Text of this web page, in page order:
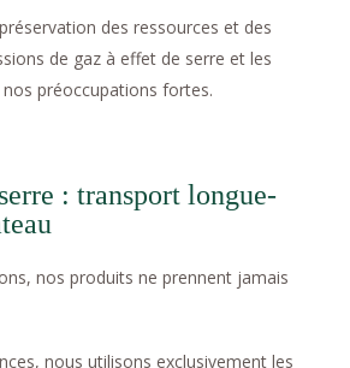
des ressources et des
de gaz à effet de serre et les
préoccupations fortes.
: transport longue-
nos produits ne prennent jamais
nous utilisons exclusivement les